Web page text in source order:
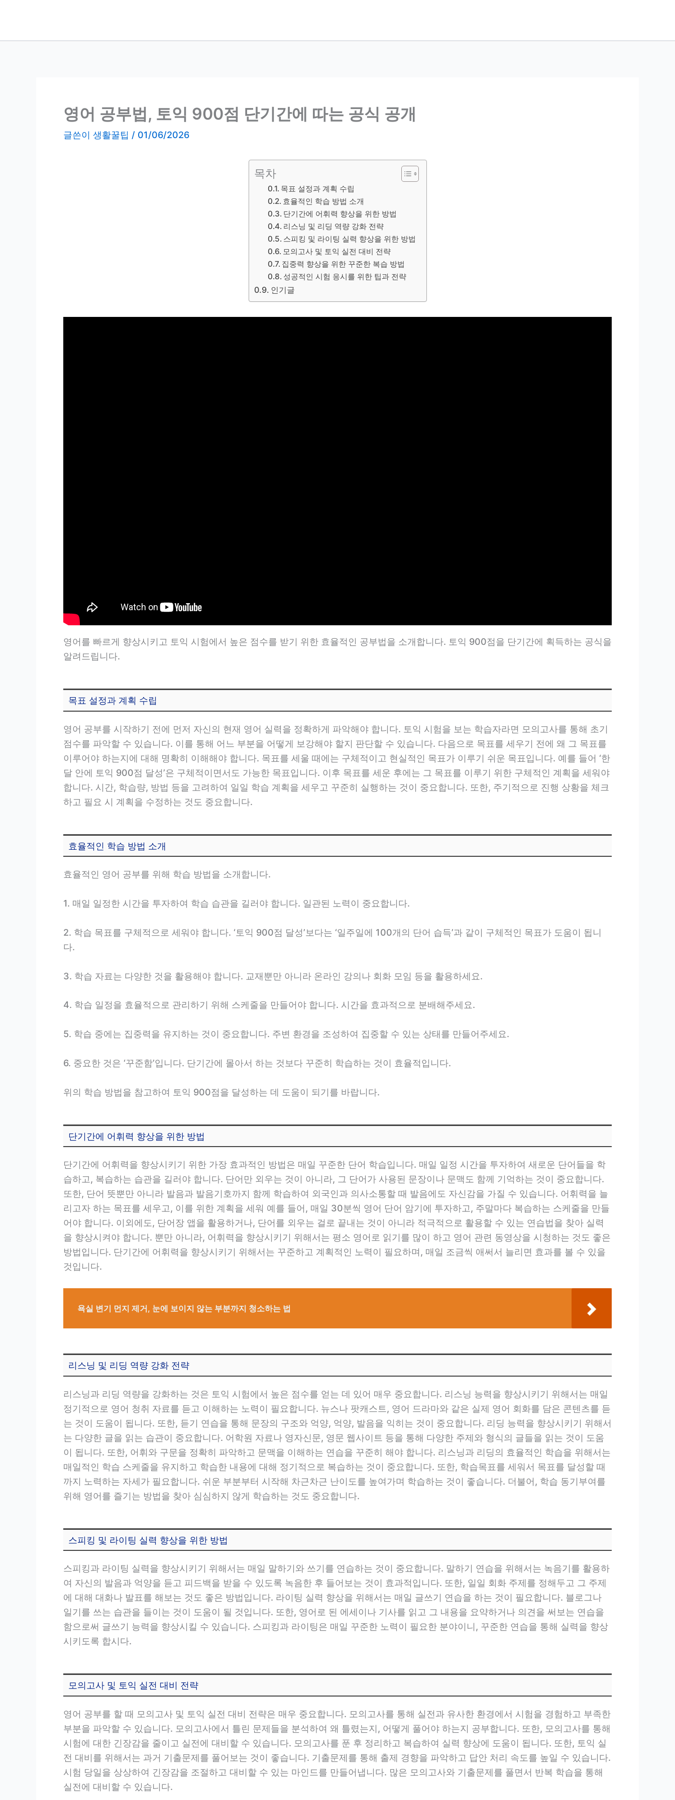
영어 공부법, 토익 900점 단기간에 따는 공식 공개
글쓴이 생활꿀팁 / 01/06/2026
목차
목표 설정과 계획 수립
효율적인 학습 방법 소개
단기간에 어휘력 향상을 위한 방법
리스닝 및 리딩 역량 강화 전략
스피킹 및 라이팅 실력 향상을 위한 방법
모의고사 및 토익 실전 대비 전략
집중력 향상을 위한 꾸준한 복습 방법
성공적인 시험 응시를 위한 팁과 전략
인기글
영어를 빠르게 향상시키고 토익 시험에서 높은 점수를 받기 위한 효율적인 공부법을 소개합니다. 토익 900점을 단기간에 획득하는 공식을
알려드립니다.
목표 설정과 계획 수립
영어 공부를 시작하기 전에 먼저 자신의 현재 영어 실력을 정확하게 파악해야 합니다. 토익 시험을 보는 학습자라면 모의고사를 통해 초기
점수를 파악할 수 있습니다. 이를 통해 어느 부분을 어떻게 보강해야 할지 판단할 수 있습니다. 다음으로 목표를 세우기 전에 왜 그 목표를
이루어야 하는지에 대해 명확히 이해해야 합니다. 목표를 세울 때에는 구체적이고 현실적인 목표가 이루기 쉬운 목표입니다. 예를 들어 ‘한
달 안에 토익 900점 달성’은 구체적이면서도 가능한 목표입니다. 이후 목표를 세운 후에는 그 목표를 이루기 위한 구체적인 계획을 세워야
합니다. 시간, 학습량, 방법 등을 고려하여 일일 학습 계획을 세우고 꾸준히 실행하는 것이 중요합니다. 또한, 주기적으로 진행 상황을 체크
하고 필요 시 계획을 수정하는 것도 중요합니다.
효율적인 학습 방법 소개
효율적인 영어 공부를 위해 학습 방법을 소개합니다.
1. 매일 일정한 시간을 투자하여 학습 습관을 길러야 합니다. 일관된 노력이 중요합니다.
2. 학습 목표를 구체적으로 세워야 합니다. ‘토익 900점 달성’보다는 ‘일주일에 100개의 단어 습득’과 같이 구체적인 목표가 도움이 됩니
다.
3. 학습 자료는 다양한 것을 활용해야 합니다. 교재뿐만 아니라 온라인 강의나 회화 모임 등을 활용하세요.
4. 학습 일정을 효율적으로 관리하기 위해 스케줄을 만들어야 합니다. 시간을 효과적으로 분배해주세요.
5. 학습 중에는 집중력을 유지하는 것이 중요합니다. 주변 환경을 조성하여 집중할 수 있는 상태를 만들어주세요.
6. 중요한 것은 ‘꾸준함’입니다. 단기간에 몰아서 하는 것보다 꾸준히 학습하는 것이 효율적입니다.
위의 학습 방법을 참고하여 토익 900점을 달성하는 데 도움이 되기를 바랍니다.
단기간에 어휘력 향상을 위한 방법
단기간에 어휘력을 향상시키기 위한 가장 효과적인 방법은 매일 꾸준한 단어 학습입니다. 매일 일정 시간을 투자하여 새로운 단어들을 학
습하고, 복습하는 습관을 길러야 합니다. 단어만 외우는 것이 아니라, 그 단어가 사용된 문장이나 문맥도 함께 기억하는 것이 중요합니다.
또한, 단어 뜻뿐만 아니라 발음과 발음기호까지 함께 학습하여 외국인과 의사소통할 때 발음에도 자신감을 가질 수 있습니다. 어휘력을 늘
리고자 하는 목표를 세우고, 이를 위한 계획을 세워 예를 들어, 매일 30분씩 영어 단어 암기에 투자하고, 주말마다 복습하는 스케줄을 만들
어야 합니다. 이외에도, 단어장 앱을 활용하거나, 단어를 외우는 걸로 끝내는 것이 아니라 적극적으로 활용할 수 있는 연습법을 찾아 실력
을 향상시켜야 합니다. 뿐만 아니라, 어휘력을 향상시키기 위해서는 평소 영어로 읽기를 많이 하고 영어 관련 동영상을 시청하는 것도 좋은
방법입니다. 단기간에 어휘력을 향상시키기 위해서는 꾸준하고 계획적인 노력이 필요하며, 매일 조금씩 애써서 늘리면 효과를 볼 수 있을
것입니다.
욕실 변기 먼지 제거, 눈에 보이지 않는 부분까지 청소하는 법
리스닝 및 리딩 역량 강화 전략
리스닝과 리딩 역량을 강화하는 것은 토익 시험에서 높은 점수를 얻는 데 있어 매우 중요합니다. 리스닝 능력을 향상시키기 위해서는 매일
정기적으로 영어 청취 자료를 듣고 이해하는 노력이 필요합니다. 뉴스나 팟캐스트, 영어 드라마와 같은 실제 영어 회화를 담은 콘텐츠를 듣
는 것이 도움이 됩니다. 또한, 듣기 연습을 통해 문장의 구조와 억양, 억양, 발음을 익히는 것이 중요합니다. 리딩 능력을 향상시키기 위해서
는 다양한 글을 읽는 습관이 중요합니다. 어학원 자료나 영자신문, 영문 웹사이트 등을 통해 다양한 주제와 형식의 글들을 읽는 것이 도움
이 됩니다. 또한, 어휘와 구문을 정확히 파악하고 문맥을 이해하는 연습을 꾸준히 해야 합니다. 리스닝과 리딩의 효율적인 학습을 위해서는
매일적인 학습 스케줄을 유지하고 학습한 내용에 대해 정기적으로 복습하는 것이 중요합니다. 또한, 학습목표를 세워서 목표를 달성할 때
까지 노력하는 자세가 필요합니다. 쉬운 부분부터 시작해 차근차근 난이도를 높여가며 학습하는 것이 좋습니다. 더불어, 학습 동기부여를
위해 영어를 즐기는 방법을 찾아 심심하지 않게 학습하는 것도 중요합니다.
스피킹 및 라이팅 실력 향상을 위한 방법
스피킹과 라이팅 실력을 향상시키기 위해서는 매일 말하기와 쓰기를 연습하는 것이 중요합니다. 말하기 연습을 위해서는 녹음기를 활용하
여 자신의 발음과 억양을 듣고 피드백을 받을 수 있도록 녹음한 후 들어보는 것이 효과적입니다. 또한, 일일 회화 주제를 정해두고 그 주제
에 대해 대화나 발표를 해보는 것도 좋은 방법입니다. 라이팅 실력 향상을 위해서는 매일 글쓰기 연습을 하는 것이 필요합니다. 블로그나
일기를 쓰는 습관을 들이는 것이 도움이 될 것입니다. 또한, 영어로 된 에세이나 기사를 읽고 그 내용을 요약하거나 의견을 써보는 연습을
함으로써 글쓰기 능력을 향상시킬 수 있습니다. 스피킹과 라이팅은 매일 꾸준한 노력이 필요한 분야이니, 꾸준한 연습을 통해 실력을 향상
시키도록 합시다.
모의고사 및 토익 실전 대비 전략
영어 공부를 할 때 모의고사 및 토익 실전 대비 전략은 매우 중요합니다. 모의고사를 통해 실전과 유사한 환경에서 시험을 경험하고 부족한
부분을 파악할 수 있습니다. 모의고사에서 틀린 문제들을 분석하여 왜 틀렸는지, 어떻게 풀어야 하는지 공부합니다. 또한, 모의고사를 통해
시험에 대한 긴장감을 줄이고 실전에 대비할 수 있습니다. 모의고사를 푼 후 정리하고 복습하여 실력 향상에 도움이 됩니다. 또한, 토익 실
전 대비를 위해서는 과거 기출문제를 풀어보는 것이 좋습니다. 기출문제를 통해 출제 경향을 파악하고 답안 처리 속도를 높일 수 있습니다.
시험 당일을 상상하여 긴장감을 조절하고 대비할 수 있는 마인드를 만들어냅니다. 많은 모의고사와 기출문제를 풀면서 반복 학습을 통해
실전에 대비할 수 있습니다.